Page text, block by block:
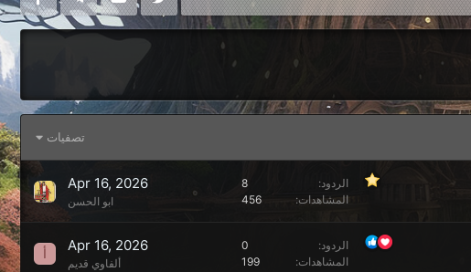
تصفيات
الردود
8
المشاهدات
456
Apr 16, 2026
ابو الحسن
الردود
0
المشاهدات
199
Apr 16, 2026
ألفاوي قديم
أ